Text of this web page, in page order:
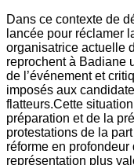
Dans ce contexte de
lancée pour réclamer
organisatrice actuelle
reprochent à Badiane
de l’événement et
imposés aux
flatteurs.Cette
préparation et de la
protestations de la
réforme en
représentation plus